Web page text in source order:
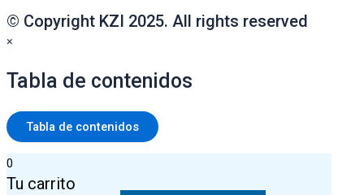
© Copyright KZI 2025. All rights reserved
×
Tabla de contenidos
Tabla de contenidos
0
Tu carrito